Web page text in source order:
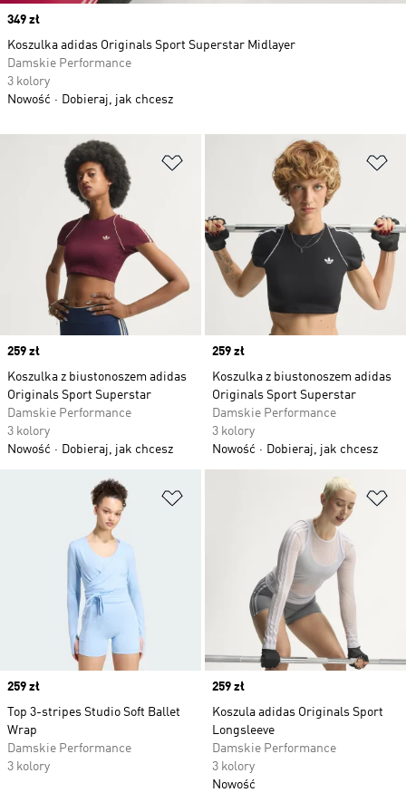
Dodaj do listy życzeń
Price
259 zł
Koszulka z biustonoszem adidas
Originals Sport Superstar
Damskie Performance
3 kolory
Nowość
Dobieraj, jak chcesz
Price
259 zł
Koszulka z biustonoszem adidas
Originals Sport Superstar
Damskie Performance
3 kolory
Nowość
Dobieraj, jak chcesz
Price
259 zł
Top 3-stripes Studio Soft Ballet
Wrap
Damskie Performance
3 kolory
Price
259 zł
Koszula adidas Originals Sport
Longsleeve
Damskie Performance
3 kolory
Nowość
Price
349 zł
Koszulka adidas Originals Sport Superstar Midlayer
Damskie Performance
3 kolory
Nowość
Dobieraj, jak chcesz